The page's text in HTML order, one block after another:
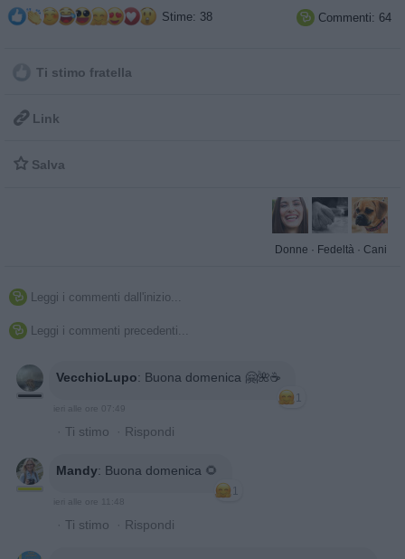
Stime: 38  Commenti: 64
Ti stimo fratella
 Link
 Salva
Donne · Fedeltà · Cani
 Leggi i commenti dall'inizio...
 Leggi i commenti precedenti...
VecchioLupo: Buona domenica 🤗🌺☕
1
ieri alle ore 07:49
· Ti stimo · Rispondi
Mandy: Buona domenica 🌻
1
· Ti stimo · Rispondi